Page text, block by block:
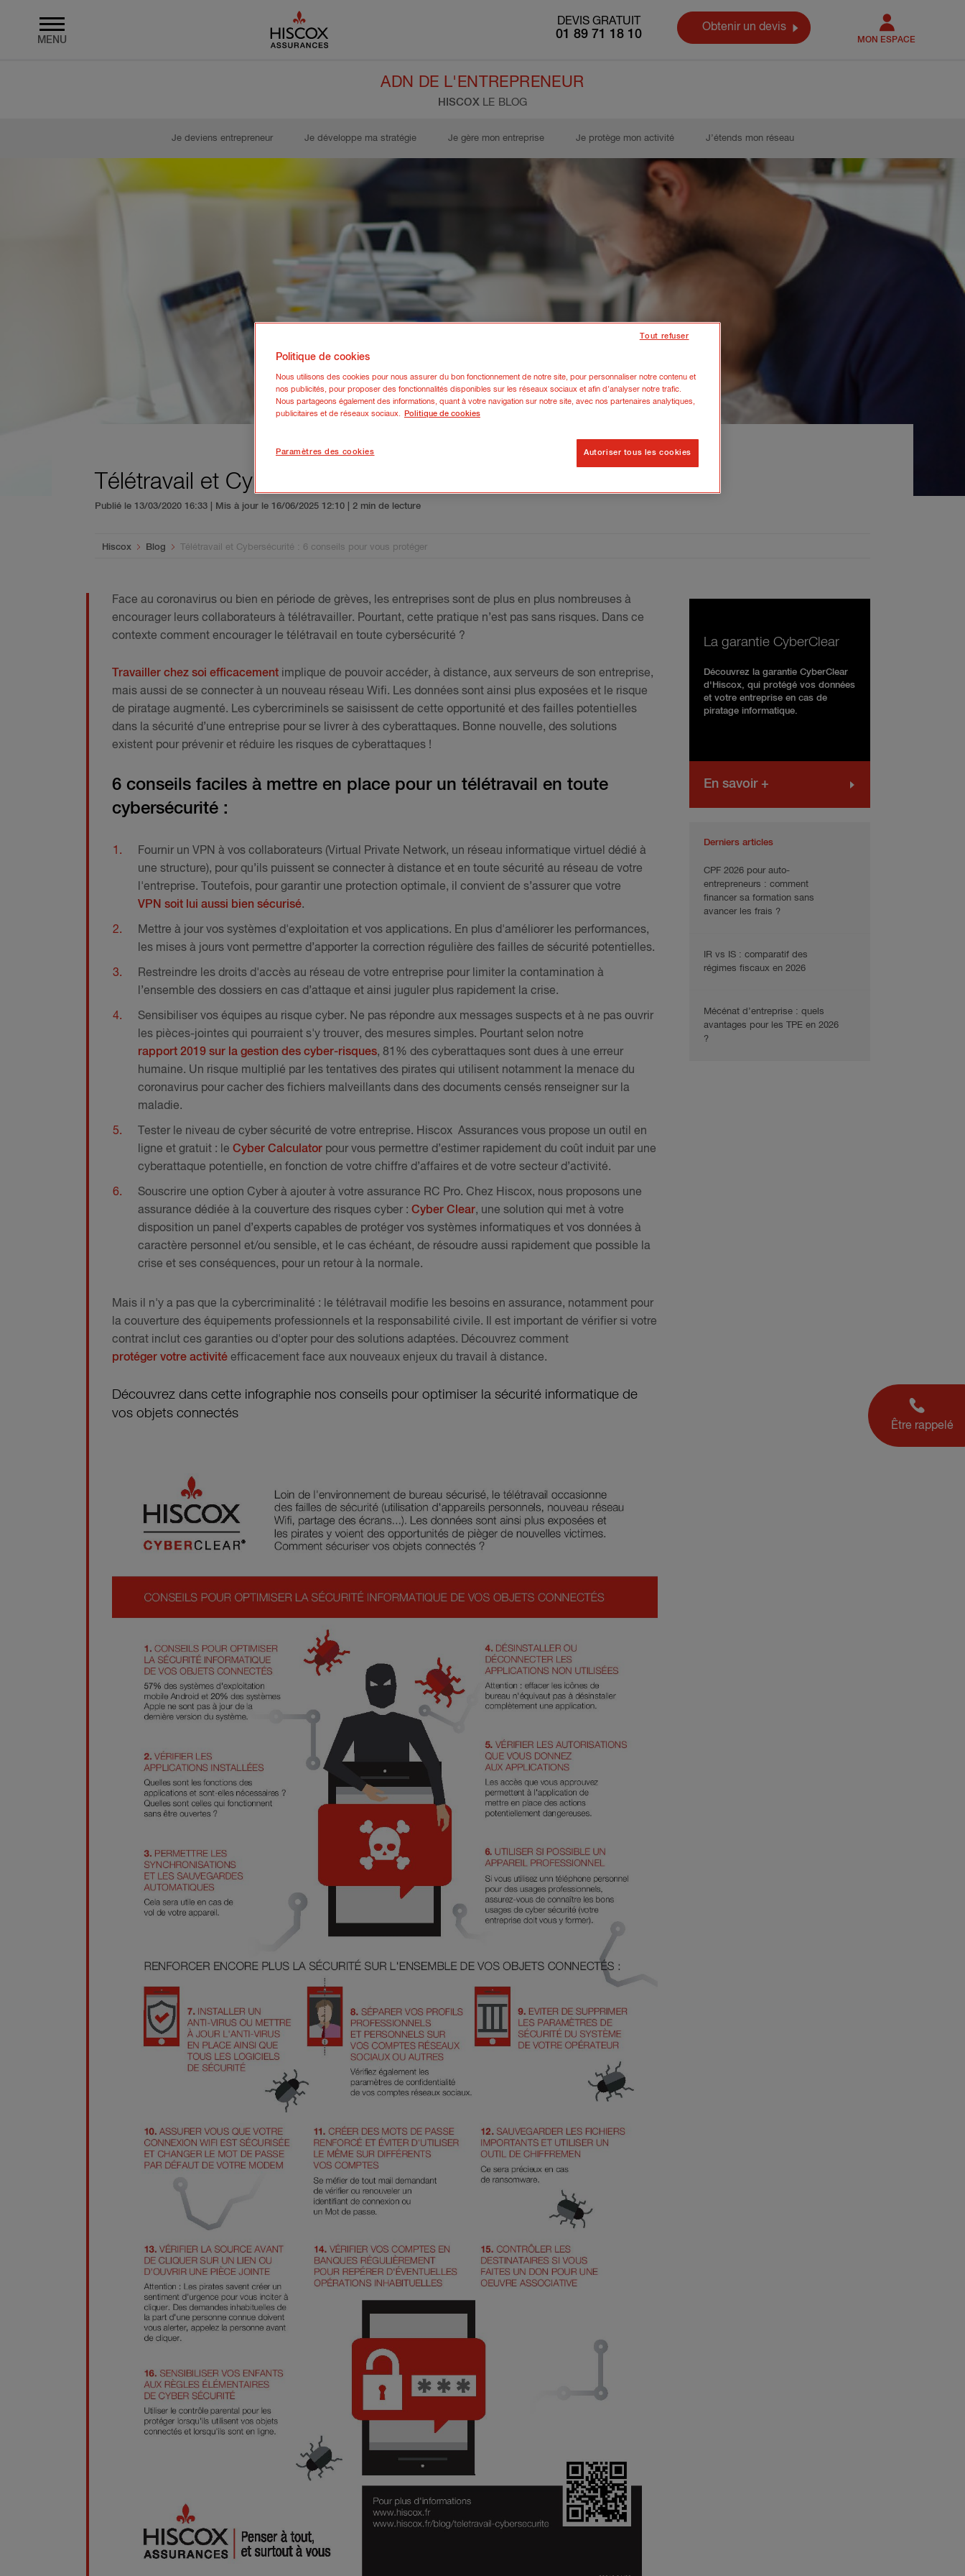
MENU
DEVIS GRATUIT
01 89 71 18 10
Obtenir un devis
Être rappelé
MON ESPACE
ADN DE L'ENTREPRENEUR
HISCOX LE BLOG
Je deviens entrepreneur Je développe ma stratégie Je gère mon entreprise Je protège mon activité J’étends mon réseau
Télétravail et Cybersécurité : 6 conseils pour vous protéger
Publié le 13/03/2020 16:33 | Mis à jour le 16/06/2025 12:10 | 2 min de lecture
You are here:
Hiscox Blog Télétravail et Cybersécurité : 6 conseils pour vous protéger
Face au coronavirus ou bien en période de grèves, les entreprises sont de plus en plus nombreuses à
encourager leurs collaborateurs à télétravailler. Pourtant, cette pratique n’est pas sans risques. Dans ce
contexte comment encourager le télétravail en toute cybersécurité ?
Travailler chez soi efficacement implique de pouvoir accéder, à distance, aux serveurs de son entreprise,
mais aussi de se connecter à un nouveau réseau Wifi. Les données sont ainsi plus exposées et le risque
de piratage augmenté. Les cybercriminels se saisissent de cette opportunité et des failles potentielles
dans la sécurité d’une entreprise pour se livrer à des cyberattaques. Bonne nouvelle, des solutions
existent pour prévenir et réduire les risques de cyberattaques !
6 conseils faciles à mettre en place pour un télétravail en toute
cybersécurité :
Fournir un VPN à vos collaborateurs (Virtual Private Network, un réseau informatique virtuel dédié à
une structure), pour qu’ils puissent se connecter à distance et en toute sécurité au réseau de votre
l'entreprise. Toutefois, pour garantir une protection optimale, il convient de s’assurer que votre
VPN soit lui aussi bien sécurisé.
Mettre à jour vos systèmes d'exploitation et vos applications. En plus d'améliorer les performances,
les mises à jours vont permettre d’apporter la correction régulière des failles de sécurité potentielles.
Restreindre les droits d'accès au réseau de votre entreprise pour limiter la contamination à
l’ensemble des dossiers en cas d’attaque et ainsi juguler plus rapidement la crise.
Sensibiliser vos équipes au risque cyber. Ne pas répondre aux messages suspects et à ne pas ouvrir
les pièces-jointes qui pourraient s'y trouver, des mesures simples. Pourtant selon notre
rapport 2019 sur la gestion des cyber-risques, 81% des cyberattaques sont dues à une erreur
humaine. Un risque multiplié par les tentatives des pirates qui utilisent notamment la menace du
coronavirus pour cacher des fichiers malveillants dans des documents censés renseigner sur la
maladie.
Tester le niveau de cyber sécurité de votre entreprise. Hiscox Assurances vous propose un outil en
ligne et gratuit : le Cyber Calculator pour vous permettre d’estimer rapidement du coût induit par une
cyberattaque potentielle, en fonction de votre chiffre d’affaires et de votre secteur d’activité.
Souscrire une option Cyber à ajouter à votre assurance RC Pro. Chez Hiscox, nous proposons une
assurance dédiée à la couverture des risques cyber : Cyber Clear, une solution qui met à votre
disposition un panel d’experts capables de protéger vos systèmes informatiques et vos données à
caractère personnel et/ou sensible, et le cas échéant, de résoudre aussi rapidement que possible la
crise et ses conséquences, pour un retour à la normale.
Mais il n'y a pas que la cybercriminalité : le télétravail modifie les besoins en assurance, notamment pour
la couverture des équipements professionnels et la responsabilité civile. Il est important de vérifier si votre
contrat inclut ces garanties ou d'opter pour des solutions adaptées. Découvrez comment
protéger votre activité efficacement face aux nouveaux enjeux du travail à distance.
Découvrez dans cette infographie nos conseils pour optimiser la sécurité informatique de
vos objets connectés
La garantie CyberClear
Découvrez la garantie CyberClear
d'Hiscox, qui protégé vos données
et votre entreprise en cas de
piratage informatique.
En savoir +
Derniers articles
CPF 2026 pour auto-
entrepreneurs : comment
financer sa formation sans
avancer les frais ?
IR vs IS : comparatif des
régimes fiscaux en 2026
Mécénat d’entreprise : quels
avantages pour les TPE en 2026
?
Politique de cookies
Nous utilisons des cookies pour nous assurer du bon fonctionnement de notre site, pour personnaliser notre contenu et
nos publicités, pour proposer des fonctionnalités disponibles sur les réseaux sociaux et afin d’analyser notre trafic.
Nous partageons également des informations, quant à votre navigation sur notre site, avec nos partenaires analytiques,
publicitaires et de réseaux sociaux. Politique de cookies
Paramètres des cookies
Tout refuser
Autoriser tous les cookies